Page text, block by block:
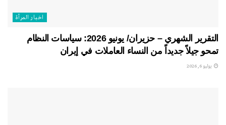
اخبار المرأة
التقرير الشهري – حزيران/ يونيو 2026: سياسات النظام
تمحو جيلاً جديداً من النساء العاملات في إيران
يوليو 6, 2026